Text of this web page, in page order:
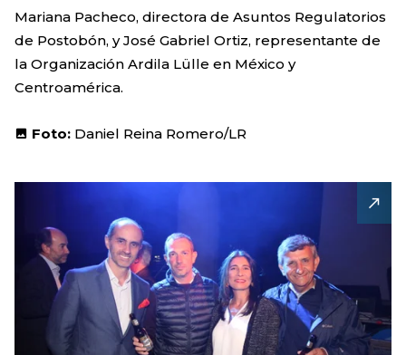
Mariana Pacheco, directora de Asuntos Regulatorios
de Postobón, y José Gabriel Ortiz, representante de
la Organización Ardila Lülle en México y
Centroamérica.
Foto: Daniel Reina Romero/LR